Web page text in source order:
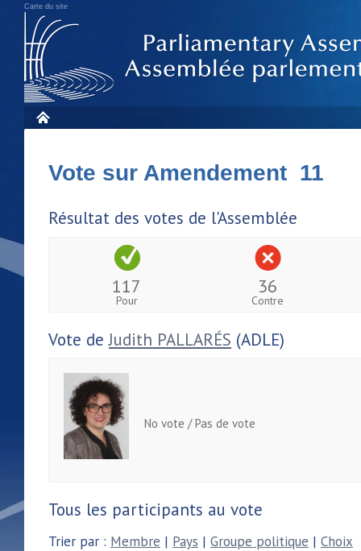
Carte du site
Vote sur Amendement 11
Résultat des votes de l'Assemblée
117
Pour
36
Contre
Vote deJudith PALLARÉS (ADLE)
No vote / Pas de vote
Tous les participants au vote
Trier par : Membre | Pays | Groupe politique | Choix